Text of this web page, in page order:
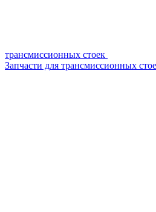
трансмиссионных стоек
Запчасти для трансмиссионных